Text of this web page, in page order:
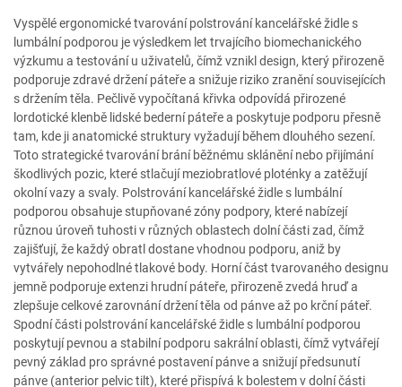
Vyspělé ergonomické tvarování polstrování kancelářské židle s
lumbální podporou je výsledkem let trvajícího biomechanického
výzkumu a testování u uživatelů, čímž vznikl design, který přirozeně
podporuje zdravé držení páteře a snižuje riziko zranění souvisejících
s držením těla. Pečlivě vypočítaná křivka odpovídá přirozené
lordotické klenbě lidské bederní páteře a poskytuje podporu přesně
tam, kde ji anatomické struktury vyžadují během dlouhého sezení.
Toto strategické tvarování brání běžnému sklánění nebo přijímání
škodlivých pozic, které stlačují meziobratlové ploténky a zatěžují
okolní vazy a svaly. Polstrování kancelářské židle s lumbální
podporou obsahuje stupňované zóny podpory, které nabízejí
různou úroveň tuhosti v různých oblastech dolní části zad, čímž
zajišťují, že každý obratl dostane vhodnou podporu, aniž by
vytvářely nepohodlné tlakové body. Horní část tvarovaného designu
jemně podporuje extenzi hrudní páteře, přirozeně zvedá hruď a
zlepšuje celkové zarovnání držení těla od pánve až po krční páteř.
Spodní části polstrování kancelářské židle s lumbální podporou
poskytují pevnou a stabilní podporu sakrální oblasti, čímž vytvářejí
pevný základ pro správné postavení pánve a snižují předsunutí
pánve (anterior pelvic tilt), které přispívá k bolestem v dolní části